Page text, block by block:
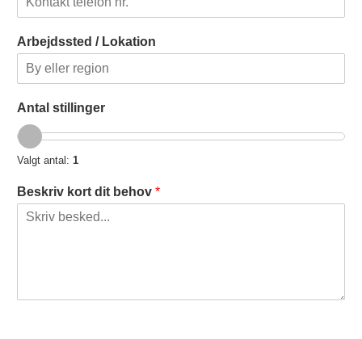
Arbejdssted / Lokation
Antal stillinger
Valgt antal: 1
Beskriv kort dit behov *